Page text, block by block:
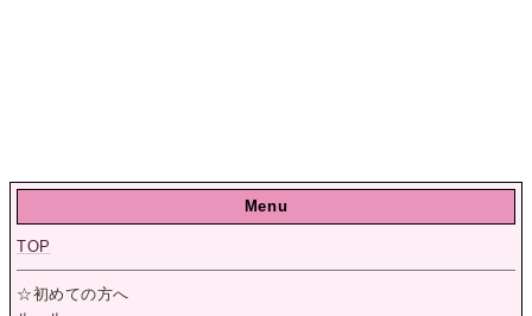
Menu
TOP
☆初めての方へ